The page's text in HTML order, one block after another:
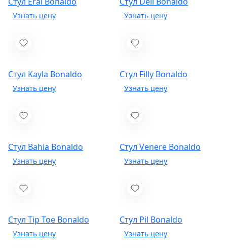
Стул Kayla Bonaldo Стул Filly Bonaldo
Стул Bahia Bonaldo Стул Venere Bonaldo
Стул Tip Toe Bonaldo Стул Pil Bonaldo